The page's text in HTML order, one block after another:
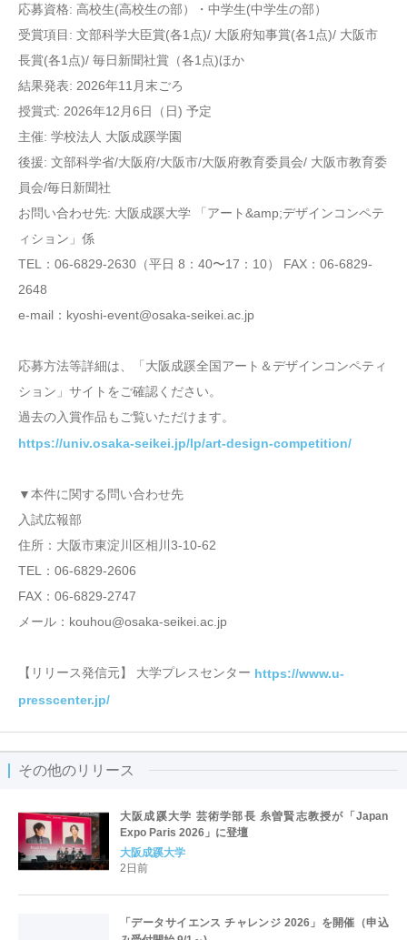
応募資格: 高校生(高校生の部）・中学生(中学生の部）
受賞項目: 文部科学大臣賞(各1点)/ 大阪府知事賞(各1点)/ 大阪市
長賞(各1点)/ 毎日新聞社賞（各1点)ほか
結果発表: 2026年11月末ごろ
授賞式: 2026年12月6日（日) 予定
主催: 学校法人 大阪成蹊学園
後援: 文部科学省/大阪府/大阪市/大阪府教育委員会/ 大阪市教育委
員会/毎日新聞社
お問い合わせ先: 大阪成蹊大学 「アート&amp;デザインコンペテ
ィション」係
TEL：06-6829-2630（平日 8：40〜17：10） FAX：06-6829-
2648
e-mail：kyoshi-event@osaka-seikei.ac.jp
応募方法等詳細は、「大阪成蹊全国アート＆デザインコンペティ
ション」サイトをご確認ください。
過去の入賞作品もご覧いただけます。
https://univ.osaka-seikei.jp/lp/art-design-competition/
▼本件に関する問い合わせ先
入試広報部
住所：大阪市東淀川区相川3-10-62
TEL：06-6829-2606
FAX：06-6829-2747
メール：kouhou@osaka-seikei.ac.jp
【リリース発信元】 大学プレスセンター https://www.u-
presscenter.jp/
その他のリリース
大阪成蹊大学 芸術学部長 糸曽賢志教授が「Japan
Expo Paris 2026」に登壇
大阪成蹊大学
2日前
「データサイエンス チャレンジ 2026」を開催（申込